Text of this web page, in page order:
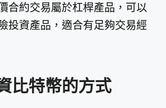
合約交易屬於杠桿產品，可以
投資產品，適合有足夠交易經
比特幣的方式